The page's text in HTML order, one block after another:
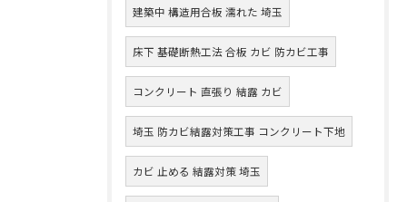
建築中 構造用合板 濡れた 埼玉
床下 基礎断熱工法 合板 カビ 防カビ工事
コンクリート 直張り 結露 カビ
埼玉 防カビ結露対策工事 コンクリート下地
カビ 止める 結露対策 埼玉